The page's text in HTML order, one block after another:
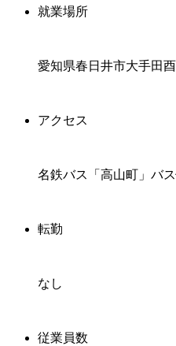
就業場所
愛知県春日井市大手田
アクセス
名鉄バス「高山町」バ
転勤
なし
従業員数